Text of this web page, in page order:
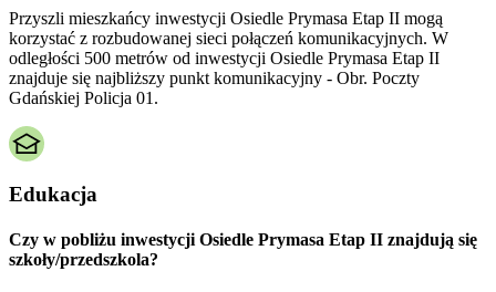
Przyszli mieszkańcy inwestycji Osiedle Prymasa Etap II mogą
korzystać z rozbudowanej sieci połączeń komunikacyjnych. W
odległości 500 metrów od inwestycji Osiedle Prymasa Etap II
znajduje się najbliższy punkt komunikacyjny - Obr. Poczty
Gdańskiej Policja 01.
Edukacja
Czy w pobliżu inwestycji Osiedle Prymasa Etap II znajdują się
szkoły/przedszkola?